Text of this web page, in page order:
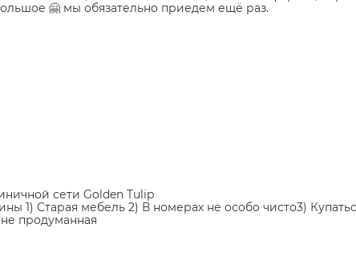
🤗 мы обязательно приедем ещё раз.
сети Golden Tulip
1) Старая мебель 2) В номерах не особо чисто3)
продуманная